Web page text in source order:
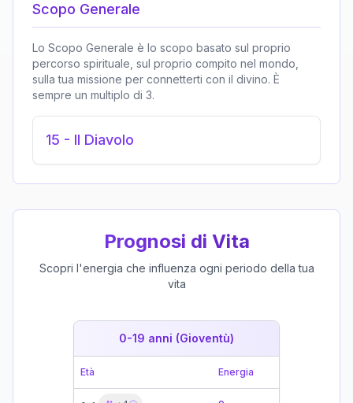
Scopo Generale
Lo Scopo Generale è lo scopo basato sul proprio
percorso spirituale, sul proprio compito nel mondo,
sulla tua missione per connetterti con il divino. È
sempre un multiplo di 3.
15 - Il Diavolo
Prognosi di Vita
Scopri l'energia che influenza ogni periodo della tua
vita
0-19 anni (Gioventù)
Età Energia